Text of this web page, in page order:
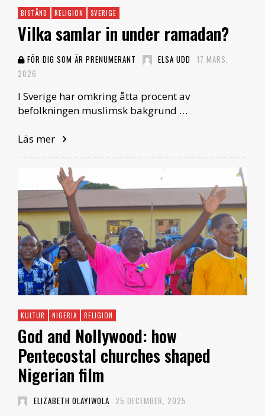
BISTÅND RELIGION SVERIGE
Vilka samlar in under ramadan?
FÖR DIG SOM ÄR PRENUMERANT ELSA UDD 17 MARS,
2026
I Sverige har omkring åtta procent av
befolkningen muslimsk bakgrund …
Läs mer
KULTUR NIGERIA RELIGION
God and Nollywood: how
Pentecostal churches shaped
Nigerian film
ELIZABETH OLAYIWOLA 25 DECEMBER, 2025